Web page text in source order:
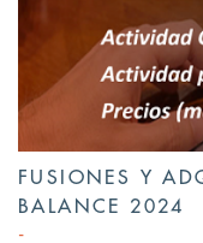
FUSIONES Y
BALANCE 2024